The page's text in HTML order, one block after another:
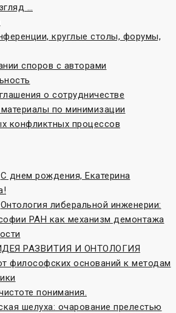
…
круглые столы, форумы,
споров с авторами
о сотрудничестве
по минимизации
конфликтных процессов
С днем рождения, Екатерина
Онтология либеральной инженерии:
РАН как механизм демонтажа
РАЗВИТИЯ И ОНТОЛОГИЯ
философских оснований к методам
понимания.
шелуха: очарование прелестью